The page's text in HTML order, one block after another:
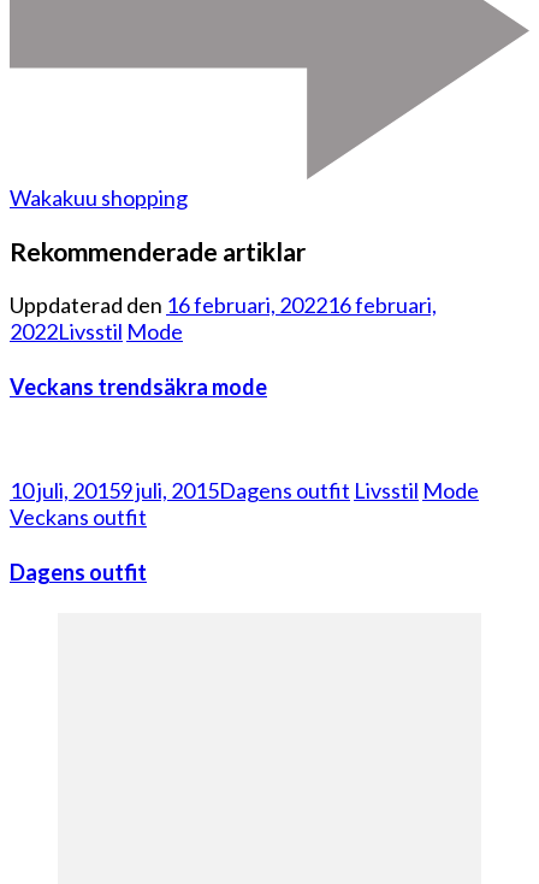
Wakakuu shopping
Rekommenderade artiklar
Uppdaterad den 16 februari, 202216 februari,
2022Livsstil Mode
Veckans trendsäkra mode
10 juli, 20159 juli, 2015Dagens outfit Livsstil Mode
Veckans outfit
Dagens outfit